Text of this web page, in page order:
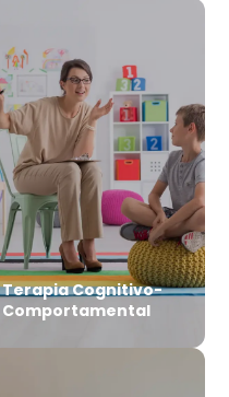
Terapia Cognitivo-
Comportamental